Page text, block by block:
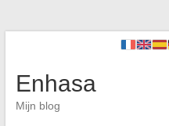
Enhasa
Mijn blog